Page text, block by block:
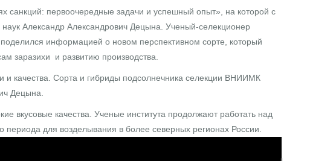
санкций: первоочередные задачи и успешный опыт», на которой с
Александр Александрович Децына. Ученый-селекционер
информацией о новом перспективном сорте, который
заразихи и развитию производства.
качества. Сорта и гибриды подсолнечника селекции ВНИИМК
Децына.
вкусовые качества. Ученые института продолжают работать над
для возделывания в более северных регионах России.